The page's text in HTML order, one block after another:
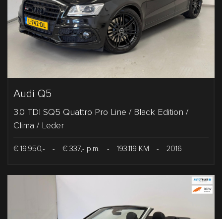
Audi Q5
3.0 TDI SQ5 Quattro Pro Line / Black Edition /
Clima / Leder
€ 19.950,- - € 337,- p.m. - 193.119 KM - 2016